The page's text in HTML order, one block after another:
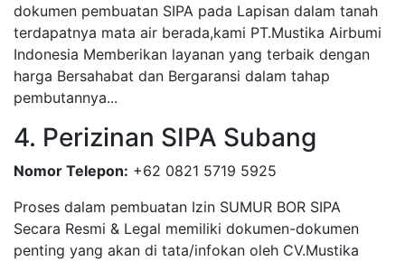
dokumen pembuatan SIPA pada Lapisan dalam tanah
terdapatnya mata air berada,kami PT.Mustika Airbumi
Indonesia Memberikan layanan yang terbaik dengan
harga Bersahabat dan Bergaransi dalam tahap
pembutannya...
4. Perizinan SIPA Subang
Nomor Telepon: +62 0821 5719 5925
Proses dalam pembuatan Izin SUMUR BOR SIPA
Secara Resmi & Legal memiliki dokumen-dokumen
penting yang akan di tata/infokan oleh CV.Mustika